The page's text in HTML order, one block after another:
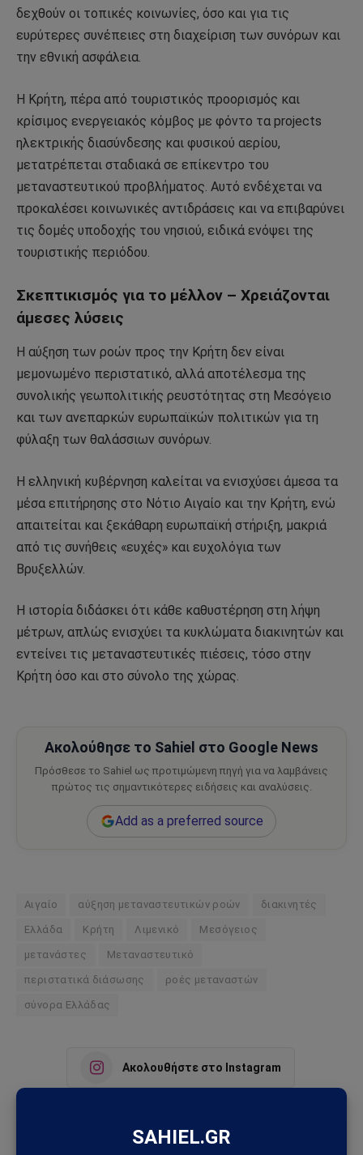
δεχθούν οι τοπικές κοινωνίες, όσο και για τις
ευρύτερες συνέπειες στη διαχείριση των συνόρων και
την εθνική ασφάλεια.
Η Κρήτη, πέρα από τουριστικός προορισμός και
κρίσιμος ενεργειακός κόμβος με φόντο τα projects
ηλεκτρικής διασύνδεσης και φυσικού αερίου,
μετατρέπεται σταδιακά σε επίκεντρο του
μεταναστευτικού προβλήματος. Αυτό ενδέχεται να
προκαλέσει κοινωνικές αντιδράσεις και να επιβαρύνει
τις δομές υποδοχής του νησιού, ειδικά ενόψει της
τουριστικής περιόδου.
Σκεπτικισμός για το μέλλον – Χρειάζονται
άμεσες λύσεις
Η αύξηση των ροών προς την Κρήτη δεν είναι
μεμονωμένο περιστατικό, αλλά αποτέλεσμα της
συνολικής γεωπολιτικής ρευστότητας στη Μεσόγειο
και των ανεπαρκών ευρωπαϊκών πολιτικών για τη
φύλαξη των θαλάσσιων συνόρων.
Η ελληνική κυβέρνηση καλείται να ενισχύσει άμεσα τα
μέσα επιτήρησης στο Νότιο Αιγαίο και την Κρήτη, ενώ
απαιτείται και ξεκάθαρη ευρωπαϊκή στήριξη, μακριά
από τις συνήθεις «ευχές» και ευχολόγια των
Βρυξελλών.
Η ιστορία διδάσκει ότι κάθε καθυστέρηση στη λήψη
μέτρων, απλώς ενισχύει τα κυκλώματα διακινητών και
εντείνει τις μεταναστευτικές πιέσεις, τόσο στην
Κρήτη όσο και στο σύνολο της χώρας.
Ακολούθησε το Sahiel στο Google News
Πρόσθεσε το Sahiel ως προτιμώμενη πηγή για να λαμβάνεις
πρώτος τις σημαντικότερες ειδήσεις και αναλύσεις.
Add as a preferred source
Αιγαίο αύξηση μεταναστευτικών ροών διακινητές
Ελλάδα Κρήτη Λιμενικό Μεσόγειος
μετανάστες Μεταναστευτικό
περιστατικά διάσωσης ροές μεταναστών
σύνορα Ελλάδας
Ακολουθήστε στο Instagram